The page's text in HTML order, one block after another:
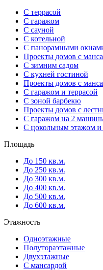
С террасой
С гаражом
С сауной
С котельной
С панорамными
Проекты домов с
С зимним садом
С кухней гостиной
Проекты домов с
С гаражом и террасой
С зоной барбекю
Проекты домов с
С гаражом на 2
С цокольным этажом и
Площадь
До 150 кв.м.
До 250 кв.м.
До 300 кв.м.
До 400 кв.м.
До 500 кв.м.
До 600 кв.м.
Этажность
Одноэтажные
Полутораэтажные
Двухэтажные
С мансардой